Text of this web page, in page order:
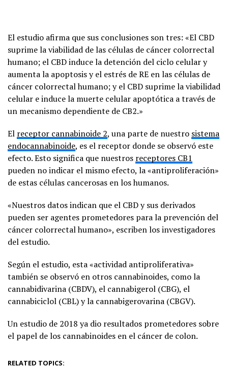
El estudio afirma que sus conclusiones son tres: «El CBD
suprime la viabilidad de las células de cáncer colorrectal
humano; el CBD induce la detención del ciclo celular y
aumenta la apoptosis y el estrés de RE en las células de
cáncer colorrectal humano; y el CBD suprime la viabilidad
celular e induce la muerte celular apoptótica a través de
un mecanismo dependiente de CB2.»
El receptor cannabinoide 2, una parte de nuestro sistema
endocannabinoide, es el receptor donde se observó este
efecto. Esto significa que nuestros receptores CB1
pueden no indicar el mismo efecto, la «antiproliferación»
de estas células cancerosas en los humanos.
«Nuestros datos indican que el CBD y sus derivados
pueden ser agentes prometedores para la prevención del
cáncer colorrectal humano», escriben los investigadores
del estudio.
Según el estudio, esta «actividad antiproliferativa»
también se observó en otros cannabinoides, como la
cannabidivarina (CBDV), el cannabigerol (CBG), el
cannabiciclol (CBL) y la cannabigerovarina (CBGV).
Un estudio de 2018 ya dio resultados prometedores sobre
el papel de los cannabinoides en el cáncer de colon.
RELATED TOPICS: